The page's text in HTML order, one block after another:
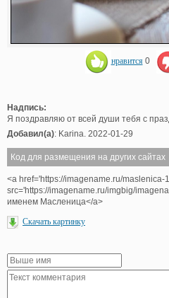
нравится 0
Надпись:
Я поздравляю от всей души тебя с
Добавил(а): Karina. 2022-01-29
Код для размещения на других сайтах
<a href='https://imagename.ru/maslenica-
src='https://imagename.ru/imgbig/
именем Масленица</a>
Скачать картинку